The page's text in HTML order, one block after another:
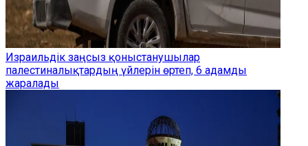
Израильдік заңсыз қоныстанушылар
палестиналықтардың үйлерін өртеп, 6 адамды
жаралады